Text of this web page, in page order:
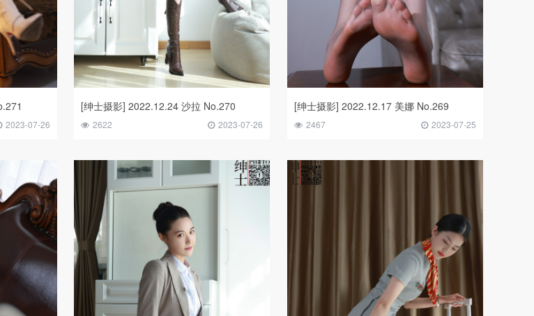
2023-07-26
[绅士摄影] 2022.12.24 沙拉 No.270
2622 2023-07-26
[绅士摄影] 2022.12.17 美娜 No.269
2467 2023-07-25